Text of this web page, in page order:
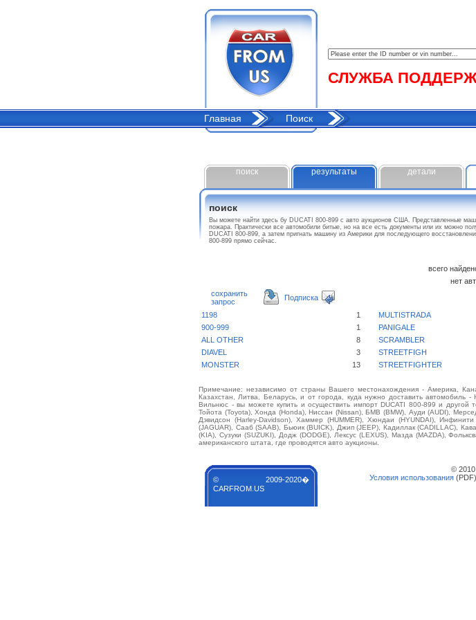
СЛУЖБА
Главная Поиск
поиск результаты детали
поиск
Вы можете найти здесь бу DUCATI 800-899 с авто аукционов США. Представленные
пожара. Практически все автомобили битые, но на все есть документы или их можно
DUCATI 800-899, а затем пригнать машину из Америки для последующего
800-899 прямо сейчас.
всего
нет
сохранить
запрос
Подписка
1198 1 MULTISTRADA
900-999
1 PANIGALE
ALL OTHER
8 SCRAMBLER
DIAVEL
3 STREETFIGH
MONSTER
13 STREETFIGHTER
Примечание: независимо от страны Вашего местонахождения - Америка,
Казахстан, Литва, Беларусь, и от города, куда нужно доставить
Вильнюс - вы можете купить и осуществить импорт DUCATI 800-899 и другой
Тойота (Toyota), Хонда (Honda), Ниссан (Nissan), БМВ (BMW), Ауди (AUDI),
Дэвидсон (Harley-Davidson), Хаммер (HUMMER), Хюндаи (HYUNDAI),
(JAGUAR), Сааб (SAAB), Бьюик (BUICK), Джип (JEEP), Кадиллак (CADILLAC),
(KIA), Сузуки (SUZUKI), Додж (DODGE), Лексус (LEXUS), Мазда (MAZDA),
американского штата, где проводятся авто аукционы.
© 2009-2020�
CARFROM.US
©
Условия использования